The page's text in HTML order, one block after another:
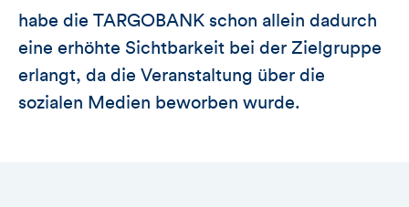
habe die TARGOBANK schon allein dadurch
eine erhöhte Sichtbarkeit bei der Zielgruppe
erlangt, da die Veranstaltung über die
sozialen Medien beworben wurde.